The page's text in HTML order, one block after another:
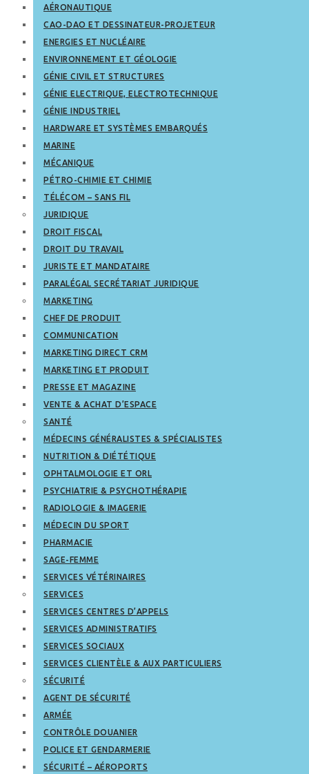
AÉRONAUTIQUE
CAO-DAO ET DESSINATEUR-PROJETEUR
ENERGIES ET NUCLÉAIRE
ENVIRONNEMENT ET GÉOLOGIE
GÉNIE CIVIL ET STRUCTURES
GÉNIE ELECTRIQUE, ELECTROTECHNIQUE
GÉNIE INDUSTRIEL
HARDWARE ET SYSTÈMES EMBARQUÉS
MARINE
MÉCANIQUE
PÉTRO-CHIMIE ET CHIMIE
TÉLÉCOM – SANS FIL
JURIDIQUE
DROIT FISCAL
DROIT DU TRAVAIL
JURISTE ET MANDATAIRE
PARALÉGAL SECRÉTARIAT JURIDIQUE
MARKETING
CHEF DE PRODUIT
COMMUNICATION
MARKETING DIRECT CRM
MARKETING ET PRODUIT
PRESSE ET MAGAZINE
VENTE & ACHAT D’ESPACE
SANTÉ
MÉDECINS GÉNÉRALISTES & SPÉCIALISTES
NUTRITION & DIÉTÉTIQUE
OPHTALMOLOGIE ET ORL
PSYCHIATRIE & PSYCHOTHÉRAPIE
RADIOLOGIE & IMAGERIE
MÉDECIN DU SPORT
PHARMACIE
SAGE-FEMME
SERVICES VÉTÉRINAIRES
SERVICES
SERVICES CENTRES D’APPELS
SERVICES ADMINISTRATIFS
SERVICES SOCIAUX
SERVICES CLIENTÈLE & AUX PARTICULIERS
SÉCURITÉ
AGENT DE SÉCURITÉ
ARMÉE
CONTRÔLE DOUANIER
POLICE ET GENDARMERIE
SÉCURITÉ – AÉROPORTS